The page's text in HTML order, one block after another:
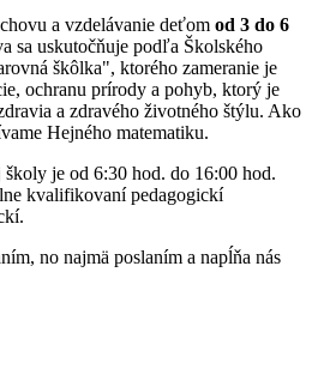
a vzdelávanie deťom od 3 do 6
sa uskutočňuje podľa Školského
škôlka", ktorého zameranie je
ochranu prírody a pohyb, ktorý je
a zdravého životného štýlu. Ako
Hejného matematiku.
školy je od 6:30 hod. do 16:00 hod.
kvalifikovaní pedagogickí
no najmä poslaním a napĺňa nás